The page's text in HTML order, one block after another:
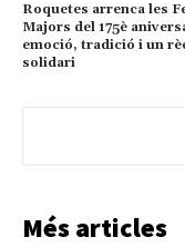
Roquetes arrenca les
Majors del 175è
emoció, tradició i un
solidari
Més articles